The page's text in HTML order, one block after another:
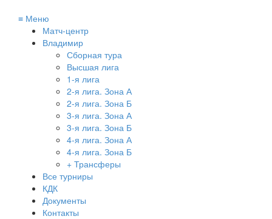
≡ Меню
Матч-центр
Владимир
Сборная тура
Высшая лига
1-я лига
2-я лига. Зона А
2-я лига. Зона Б
3-я лига. Зона А
3-я лига. Зона Б
4-я лига. Зона А
4-я лига. Зона Б
+ Трансферы
Все турниры
КДК
Документы
Контакты